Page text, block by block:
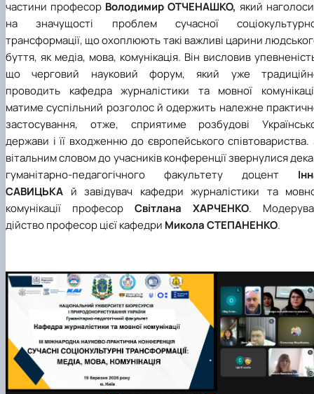
частини професор Володимир ОТЧЕНАШКО, який
на значущості проблем сучасної
трансформації, що охоплюють такі важливі царини
буття, як медіа, мова, комунікація. Він висловив
що черговий науковий форум, який уже
проводить кафедра журналістики та мовної
матиме суспільний розголос й одержить належне
застосування, отже, сприятиме розбудові
держави і її входженню до європейського співтовариства.
вітальним словом до учасників конференції звернулися
гуманітарно-педагогічного факультету доцент
САВИЦЬКА й завідувач кафедри журналістики та
комунікації професор Світлана ХАРЧЕНКО.
дійство професор цієї кафедри Микола СТЕПАНЕНКО.